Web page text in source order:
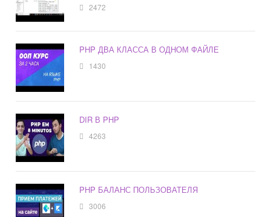
2472
PHP ДВА КЛАССА В ОДНОМ ФАЙЛЕ
1430
DIR В PHP
4263
PHP БАЛАНС ПОЛЬЗОВАТЕЛЯ
3006